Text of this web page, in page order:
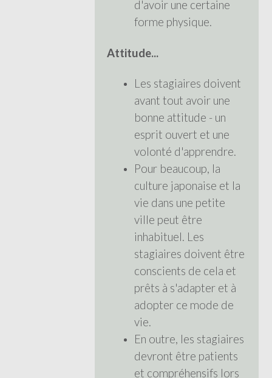
d'avoir une certaine
forme physique.
Attitude...
Les stagiaires doivent
avant tout avoir une
bonne attitude - un
esprit ouvert et une
volonté d'apprendre.
Pour beaucoup, la
culture japonaise et la
vie dans une petite
ville peut être
inhabituel. Les
stagiaires doivent être
conscients de cela et
prêts à s'adapter et à
adopter ce mode de
vie.
En outre, les stagiaires
devront être patients
et compréhensifs lors